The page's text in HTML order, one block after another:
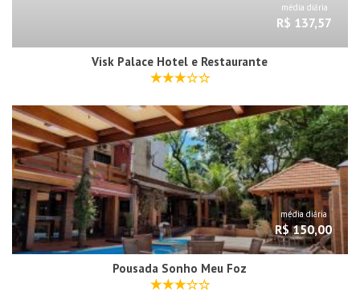
média diária
R$ 137,57
Visk Palace Hotel e Restaurante
média diária
R$ 150,00
Pousada Sonho Meu Foz